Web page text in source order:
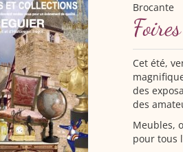
Brocante
Cet été,
des
des
Meubles,
pour tous